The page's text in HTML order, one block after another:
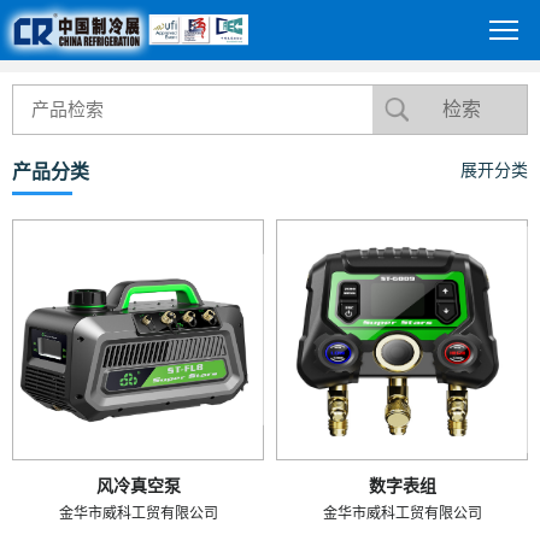
产品分类 展开分类
风冷真空泵
金华市威科工贸有限公司
数字表组
金华市威科工贸有限公司